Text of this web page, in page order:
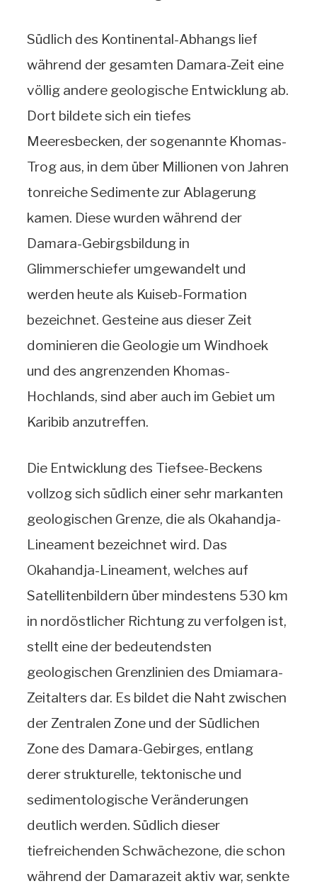
Südlich des Kontinental-Abhangs lief
während der gesamten Damara-Zeit eine
völlig andere geologische Entwicklung ab.
Dort bildete sich ein tiefes
Meeresbecken, der sogenannte Khomas-
Trog aus, in dem über Millionen von Jahren
tonreiche Sedimente zur Ablagerung
kamen. Diese wurden während der
Damara-Gebirgsbildung in
Glimmerschiefer umgewandelt und
werden heute als Kuiseb-Formation
bezeichnet. Gesteine aus dieser Zeit
dominieren die Geologie um Windhoek
und des angrenzenden Khomas-
Hochlands, sind aber auch im Gebiet um
Karibib anzutreffen.
Die Entwicklung des Tiefsee-Beckens
vollzog sich südlich einer sehr markanten
geologischen Grenze, die als Okahandja-
Lineament bezeichnet wird. Das
Okahandja-Lineament, welches auf
Satellitenbildern über mindestens 530 km
in nordöstlicher Richtung zu verfolgen ist,
stellt eine der bedeutendsten
geologischen Grenzlinien des Dmiamara-
Zeitalters dar. Es bildet die Naht zwischen
der Zentralen Zone und der Südlichen
Zone des Damara-Gebirges, entlang
derer strukturelle, tektonische und
sedimentologische Veränderungen
deutlich werden. Südlich dieser
tiefreichenden Schwächezone, die schon
während der Damarazeit aktiv war, senkte